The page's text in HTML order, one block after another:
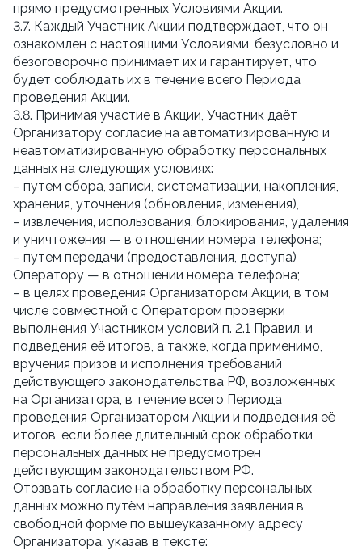
прямо предусмотренных Условиями Акции.
3.7. Каждый Участник Акции подтверждает, что он
ознакомлен с настоящими Условиями, безусловно и
безоговорочно принимает их и гарантирует, что
будет соблюдать их в течение всего Периода
проведения Акции.
3.8. Принимая участие в Акции, Участник даёт
Организатору согласие на автоматизированную и
неавтоматизированную обработку персональных
данных на следующих условиях:
– путем сбора, записи, систематизации, накопления,
хранения, уточнения (обновления, изменения),
– извлечения, использования, блокирования, удаления
и уничтожения — в отношении номера телефона;
– путем передачи (предоставления, доступа)
Оператору — в отношении номера телефона;
– в целях проведения Организатором Акции, в том
числе совместной с Оператором проверки
выполнения Участником условий п. 2.1 Правил, и
подведения её итогов, а также, когда применимо,
вручения призов и исполнения требований
действующего законодательства РФ, возложенных
на Организатора, в течение всего Периода
проведения Организатором Акции и подведения её
итогов, если более длительный срок обработки
персональных данных не предусмотрен
действующим законодательством РФ.
Отозвать согласие на обработку персональных
данных можно путём направления заявления в
свободной форме по вышеуказанному адресу
Организатора, указав в тексте: